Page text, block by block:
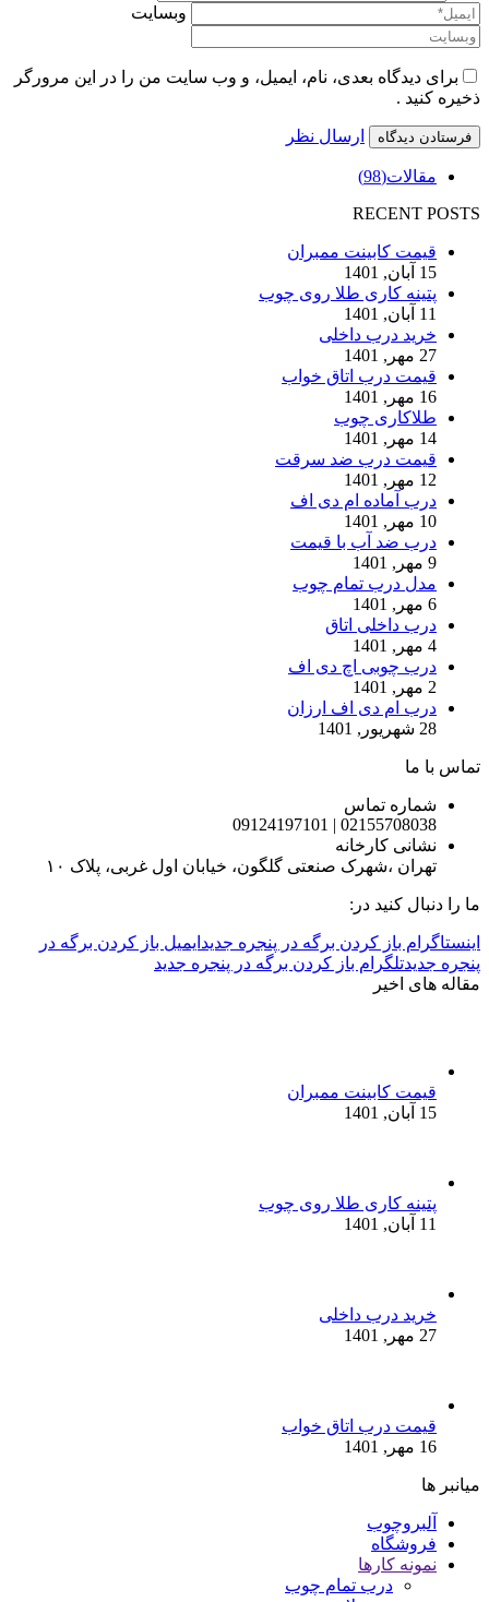
وبسایت
برای دیدگاه بعدی، نام، ایمیل، و وب سایت من را در این مرورگر
ذخیره کنید .
ارسال نظر
مقالات(98)
RECENT POSTS
قیمت کابینت ممبران
15 آبان, 1401
پتینه کاری طلا روی چوب
11 آبان, 1401
خرید درب داخلی
27 مهر, 1401
قیمت درب اتاق خواب
16 مهر, 1401
طلاکاری چوب
14 مهر, 1401
قیمت درب ضد سرقت
12 مهر, 1401
درب آماده ام دی اف
10 مهر, 1401
درب ضد آب با قیمت
9 مهر, 1401
مدل درب تمام چوب
6 مهر, 1401
درب داخلی اتاق
4 مهر, 1401
درب چوبی اچ دی اف
2 مهر, 1401
درب ام دی اف ارزان
28 شهریور, 1401
تماس با ما
شماره تماس
02155708038 | 09124197101
نشانی کارخانه
تهران ،شهرک صنعتی گلگون، خیابان اول غربی، پلاک ۱۰
ما را دنبال کنید در:
اینستاگرام باز کردن برگه در پنجره جدید ایمیل باز کردن برگه در
پنجره جدیدتلگرام باز کردن برگه در پنجره جدید
مقاله های اخیر
قیمت کابینت ممبران
15 آبان, 1401
پتینه کاری طلا روی چوب
11 آبان, 1401
خرید درب داخلی
27 مهر, 1401
قیمت درب اتاق خواب
16 مهر, 1401
میانبر ها
آلبروچوب
فروشگاه
نمونه کارها
درب تمام چوب